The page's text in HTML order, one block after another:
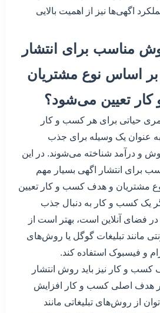
اگهی‌ها نیز از اهمیت بالایی
مناسب برای انتشار
بر اساس نوع مشتریان
تعیین می‌شود؟
امری حیاتی برای هر کسب و کار
به عنوان یک وسیله برای جذب
و درآمد شناخته می‌شوند. در این
برای انتشار اگهی بسیار مهم
مشتریان و هدف کسب و کار تعیین
یک کسب و کار به دنبال جذب
فضای آنلاین است، بهتر است از
مانند تبلیغات گوگل یا روش‌های
و فیسبوک استفاده کند.
و کار نیز باید روش انتشار
هدف اصلی کسب و کار افزایش
از روش‌های تبلیغاتی مانند